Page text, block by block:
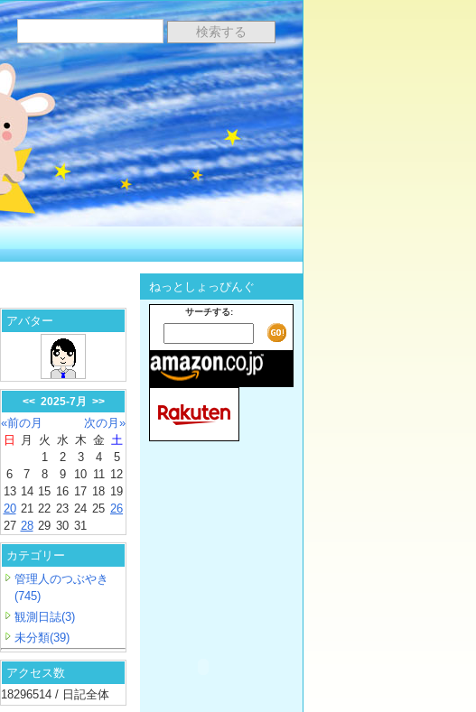
アバター
<< 2025-7月 >>
«前の月
次の月»
日
月 火 水 木 金 土
1
2 3 4
5
6
7 8 9 10 11 12
13 14 15 16 17 18 19
20 21 22 23 24 25 26
27 28 29 30 31
カテゴリー
管理人のつぶやき
(745)
観測日誌(3)
未分類(39)
アクセス数
18296514 / 日記全体
ねっとしょっぴんぐ
サーチする: